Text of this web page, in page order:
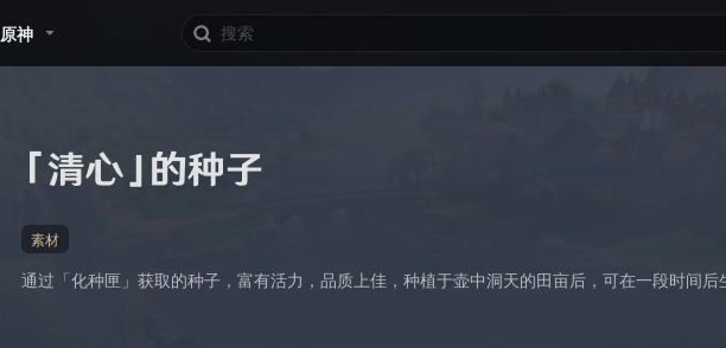
原神
「清心」的种子
素材
通过「化种匣」获取的种子，富有活力，品质上佳，种植于壶中洞天的田亩后，可在一段时间后